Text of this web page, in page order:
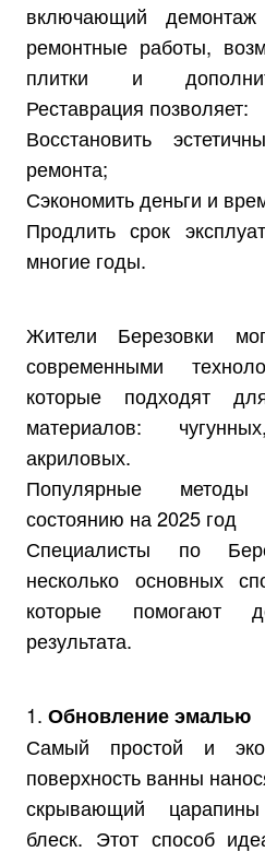
включающий демонтаж
ремонтные работы,
плитки и
Реставрация позволяет:
Восстановить
ремонта;
Сэкономить деньги и
Продлить срок
многие годы.
Жители Березовки
современными
которые подходят
материалов:
акриловых.
Популярные
состоянию на 2025 год
Специалисты по
несколько основных
которые помогают
результата.
1. Обновление эмалью
Самый простой и
поверхность ванны
скрывающий
блеск. Этот способ